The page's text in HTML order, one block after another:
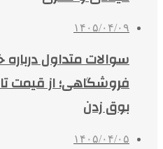
۱۴۰۵/۰۴/۰۹
سوالات متداول
فروشگاهی؛ از قیمت
بوق زدن
۱۴۰۵/۰۴/۰۵